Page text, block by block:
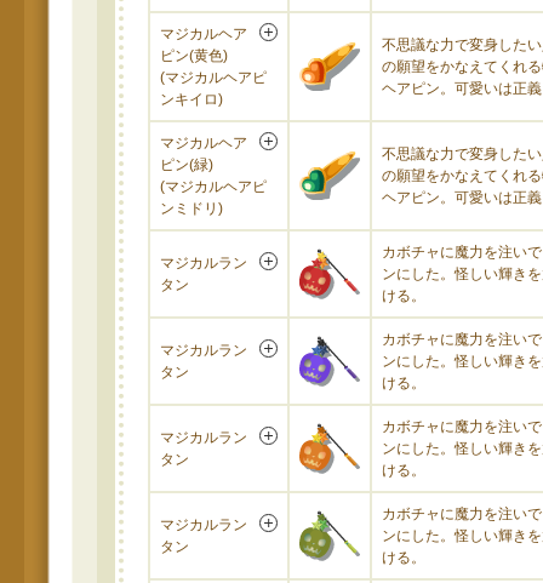
マジカルヘア
ピン(黄色)
(マジカルヘアピ
ンキイロ)
不思議な力で変身した
の願望をかなえてくれ
ヘアピン。可愛いは正
マジカルヘア
ピン(緑)
(マジカルヘアピ
ンミドリ)
不思議な力で変身した
の願望をかなえてくれ
ヘアピン。可愛いは正
マジカルラン
タン
カボチャに魔力を注い
ンにした。怪しい輝き
ける。
マジカルラン
タン
カボチャに魔力を注い
ンにした。怪しい輝き
ける。
マジカルラン
タン
カボチャに魔力を注い
ンにした。怪しい輝き
ける。
マジカルラン
タン
カボチャに魔力を注い
ンにした。怪しい輝き
ける。